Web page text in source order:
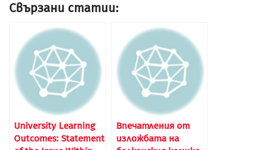
Свързани статии:
University Learning
Outcomes: Statement
Впечатления от
изложбата на